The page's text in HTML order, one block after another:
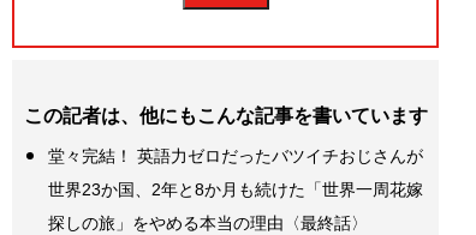
この記者は、他にもこんな記事を書いています
堂々完結！ 英語力ゼロだったバツイチおじさんが
世界23か国、2年と8か月も続けた「世界一周花嫁
探しの旅」をやめる本当の理由〈最終話〉